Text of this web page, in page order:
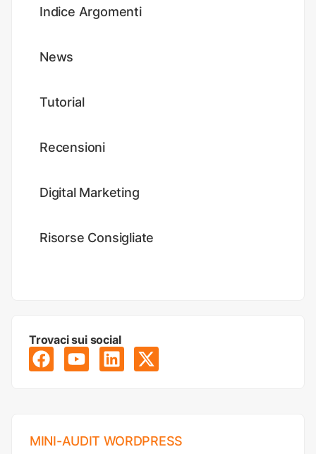
Indice Argomenti
News
Tutorial
Recensioni
Digital Marketing
Risorse Consigliate
Trovaci sui social
MINI-AUDIT WORDPRESS